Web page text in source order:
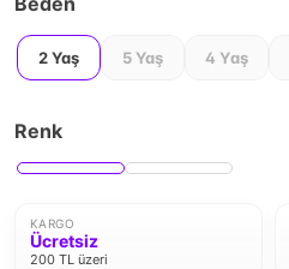
2 Yaş 5 Yaş 4 Yaş
Renk
KARGO
Ücretsiz
200 TL üzeri